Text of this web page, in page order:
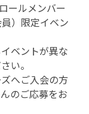
ールメンバー
）限定イベン
ベントが異な
い。
へご入会の方
のご応募をお